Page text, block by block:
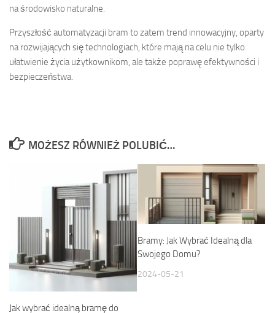
na środowisko naturalne.
Przyszłość automatyzacji bram to zatem trend innowacyjny, oparty
na rozwijających się technologiach, które mają na celu nie tylko
ułatwienie życia użytkownikom, ale także poprawę efektywności i
bezpieczeństwa.
MOŻESZ RÓWNIEŻ POLUBIĆ…
Jak wybrać idealną bramę do
Bramy: Jak Wybrać Idealną dla
Swojego Domu?
2024-05-21